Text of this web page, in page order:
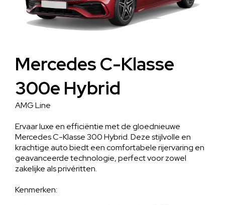
Mercedes C-Klasse
300e Hybrid
AMG Line
Ervaar luxe en efficiëntie met de gloednieuwe
Mercedes C-Klasse 300 Hybrid. Deze stijlvolle en
krachtige auto biedt een comfortabele rijervaring en
geavanceerde technologie, perfect voor zowel
zakelijke als privéritten.
Kenmerken: